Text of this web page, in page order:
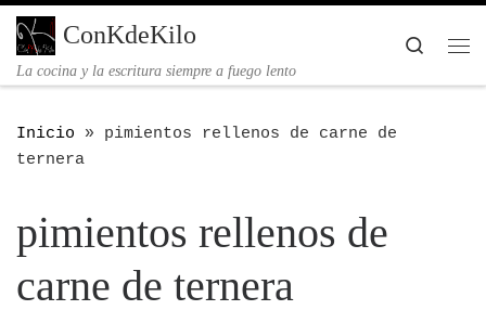
Saltar al contenido
ConKdeKilo
La cocina y la escritura siempre a fuego lento
Inicio »
pimientos rellenos de carne de
ternera
pimientos rellenos de
carne de ternera